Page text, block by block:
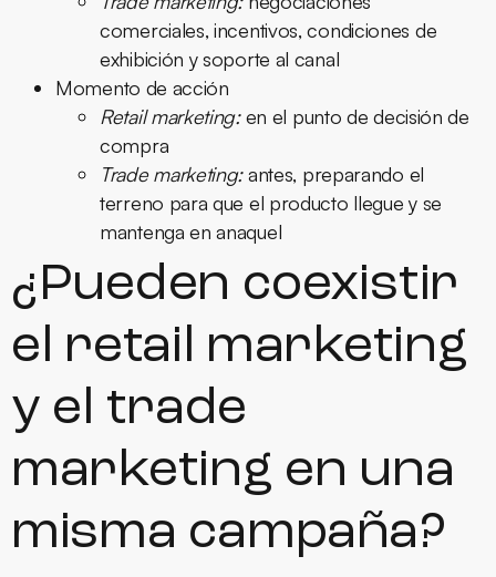
comerciales, incentivos, condiciones de
exhibición y soporte al canal
Momento de acción
Retail marketing:en el punto de decisión de
compra
Trade marketing:antes, preparando el
terreno para que el producto llegue y se
mantenga en anaquel
¿Pueden coexistir
el retail marketing
y el trade
marketing en una
misma campaña?